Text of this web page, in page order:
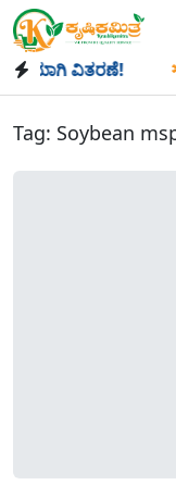
ವಿತರಣೆ!
Tag: Soybean